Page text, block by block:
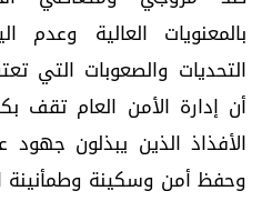
بالمعنويات العالية
التحديات والصعوبات التي
أن إدارة الأمن العام تقف
الأفذاذ الذين يبذلون جهود
وحفظ أمن وسكينة وطمأنينة